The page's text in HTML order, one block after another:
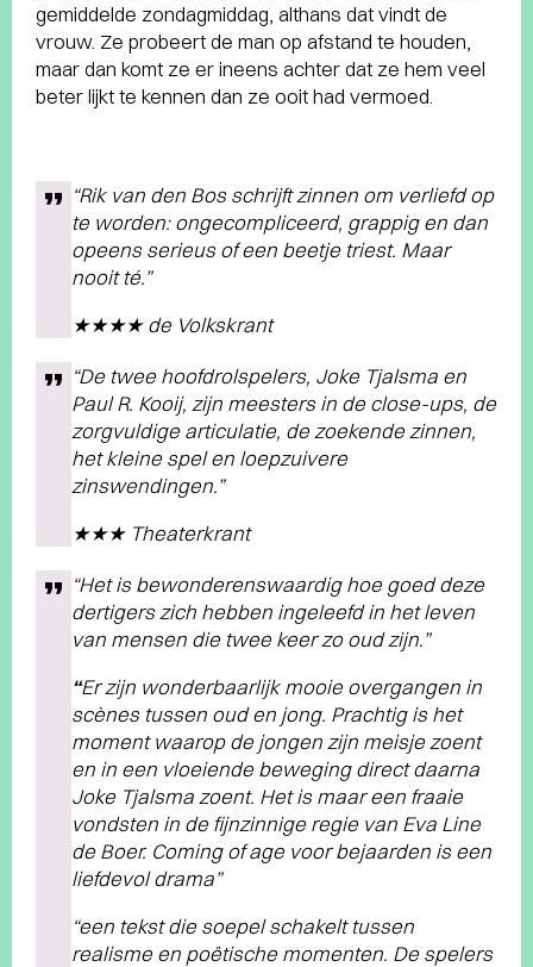
gemiddelde zondagmiddag, althans dat vindt de
vrouw. Ze probeert de man op afstand te houden,
maar dan komt ze er ineens achter dat ze hem veel
beter lijkt te kennen dan ze ooit had vermoed.
“Rik van den Bos schrijft zinnen om verliefd op
te worden: ongecompliceerd, grappig en dan
opeens serieus of een beetje triest. Maar
nooit té.”
★★★★ de Volkskrant
“De twee hoofdrolspelers, Joke Tjalsma en
Paul R. Kooij, zijn meesters in de close-ups, de
zorgvuldige articulatie, de zoekende zinnen,
het kleine spel en loepzuivere
zinswendingen.”
★★★ Theaterkrant
“Het is bewonderenswaardig hoe goed deze
dertigers zich hebben ingeleefd in het leven
van mensen die twee keer zo oud zijn.”
“Er zijn wonderbaarlijk mooie overgangen in
scènes tussen oud en jong. Prachtig is het
moment waarop de jongen zijn meisje zoent
en in een vloeiende beweging direct daarna
Joke Tjalsma zoent. Het is maar een fraaie
vondsten in de fijnzinnige regie van Eva Line
de Boer. Coming of age voor bejaarden is een
liefdevol drama”
“een tekst die soepel schakelt tussen
realisme en poëtische momenten. De spelers